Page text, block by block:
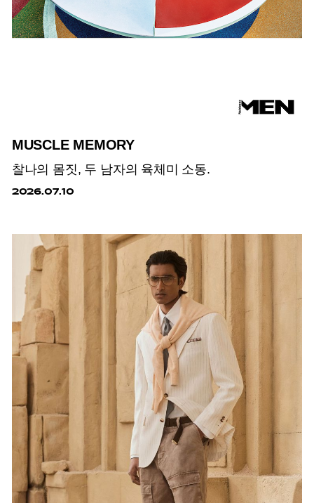
MUSCLE MEMORY
찰나의 몸짓, 두 남자의 육체미 소동.
2026.07.10